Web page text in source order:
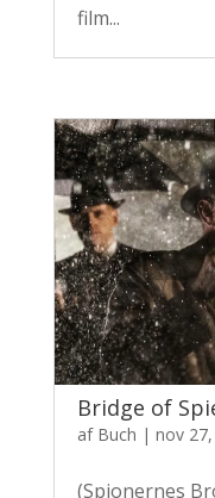
film...
Bridge of
af Buch | nov
(Spionernes